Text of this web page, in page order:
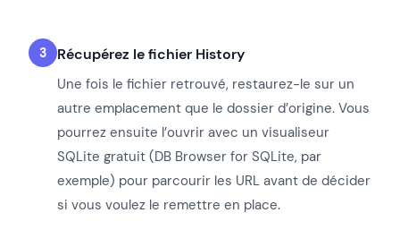
Récupérez le fichier History
Une fois le fichier retrouvé, restaurez-le sur un
autre emplacement que le dossier d’origine. Vous
pourrez ensuite l’ouvrir avec un visualiseur
SQLite gratuit (DB Browser for SQLite, par
exemple) pour parcourir les URL avant de décider
si vous voulez le remettre en place.